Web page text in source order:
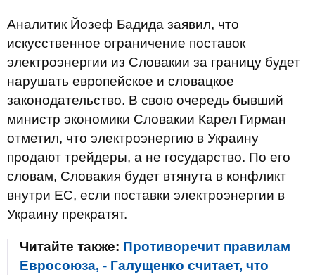
Аналитик Йозеф Бадида заявил, что
искусственное ограничение поставок
электроэнергии из Словакии за границу будет
нарушать европейское и словацкое
законодательство. В свою очередь бывший
министр экономики Словакии Карел Гирман
отметил, что электроэнергию в Украину
продают трейдеры, а не государство. По его
словам, Словакия будет втянута в конфликт
внутри ЕС, если поставки электроэнергии в
Украину прекратят.
Читайте также: Противоречит правилам
Евросоюза, - Галущенко считает, что